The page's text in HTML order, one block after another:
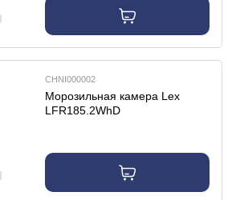
CHNI000002
Морозильная камера Lex
LFR185.2WhD